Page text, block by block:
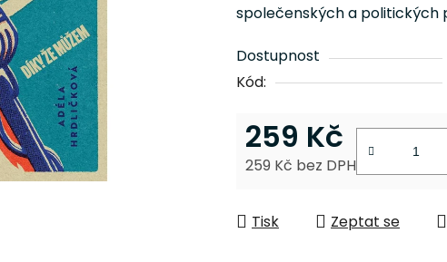
5
hvězdiček.
společenských a politických
Dostupnost
Kód:
259 Kč
259 Kč bez DPH
Tisk Zeptat se